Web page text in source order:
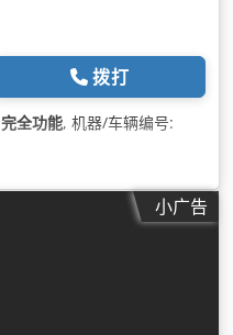
拨打
完全功能, 机器/车辆编号:
小广告